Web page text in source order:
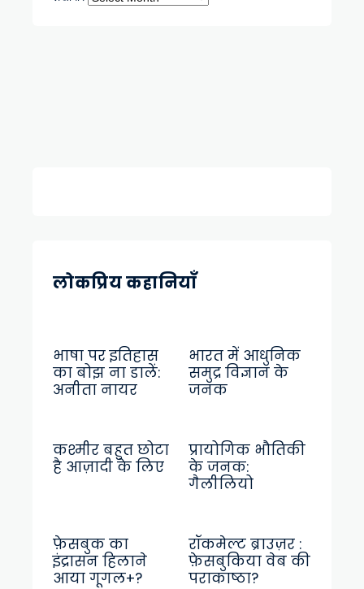
लोकप्रिय कहानियाँ
भाषा पर इतिहास
का बोझ ना डालें:
अनीता नायर
भारत में आधुनिक
समुद्र विज्ञान के
जनक
कश्मीर बहुत छोटा
है आज़ादी के लिए
प्रायोगिक भौतिकी
के जनक:
गैलीलियो
फ़ेसबुक का
इंद्रासन हिलाने
आया गूगल+?
रॉकमेल्ट ब्राउज़र :
फ़ेसबुकिया वेब की
पराकाष्ठा?